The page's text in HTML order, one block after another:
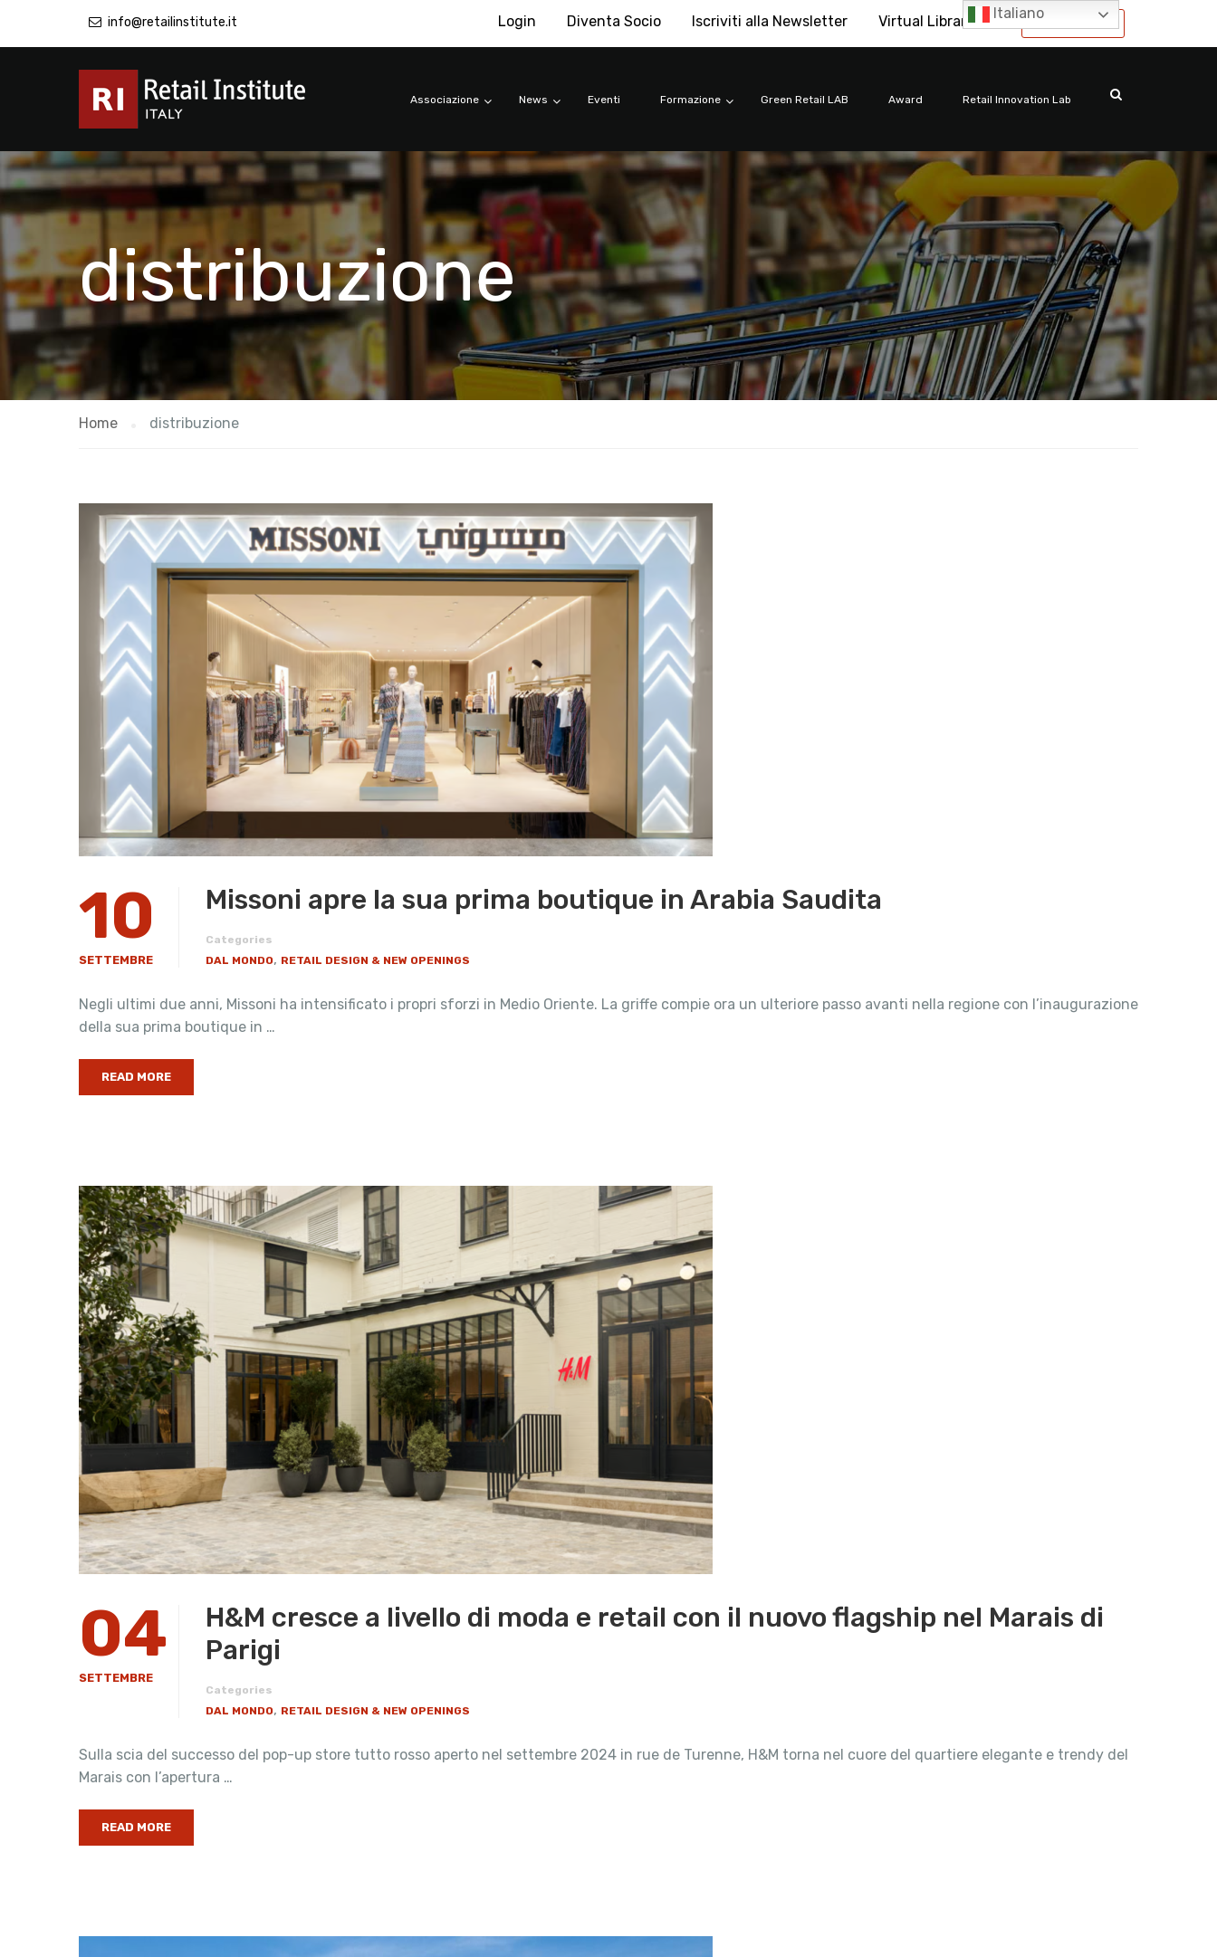
info@retailinstitute.it International
Login Diventa Socio Iscriviti alla Newsletter Virtual Library
Associazione News Eventi Formazione Green Retail LAB Award Retail Innovation Lab
distribuzione
Home distribuzione
10
SETTEMBRE
Missoni apre la sua prima boutique in Arabia Saudita
Categories
DAL MONDO, RETAIL DESIGN & NEW OPENINGS
Negli ultimi due anni, Missoni ha intensificato i propri sforzi in Medio Oriente. La griffe compie ora un ulteriore passo avanti nella regione con l’inaugurazione
della sua prima boutique in …
READ MORE
04
SETTEMBRE
H&M cresce a livello di moda e retail con il nuovo flagship nel Marais di
Parigi
Categories
DAL MONDO, RETAIL DESIGN & NEW OPENINGS
Sulla scia del successo del pop-up store tutto rosso aperto nel settembre 2024 in rue de Turenne, H&M torna nel cuore del quartiere elegante e trendy del
Marais con l’apertura …
READ MORE
Italiano